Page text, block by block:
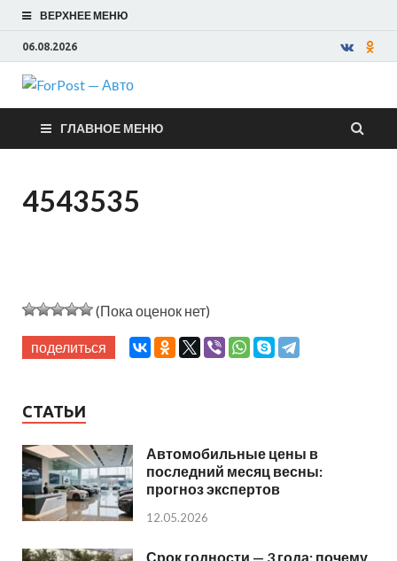
ВЕРХНЕЕ МЕНЮ
06.08.2026
ForPost —
Авто
ГЛАВНОЕ МЕНЮ
4543535
(Пока оценок нет)
поделиться
СТАТЬИ
Автомобильные цены в
последний месяц весны:
прогноз экспертов
12.05.2026
Срок годности — 3 года: почему